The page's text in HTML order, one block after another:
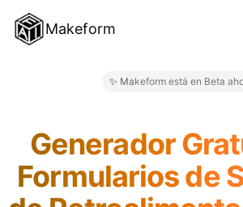
Makeform
BLOG
✨ Makeform está en Beta
Generador
Formularios de